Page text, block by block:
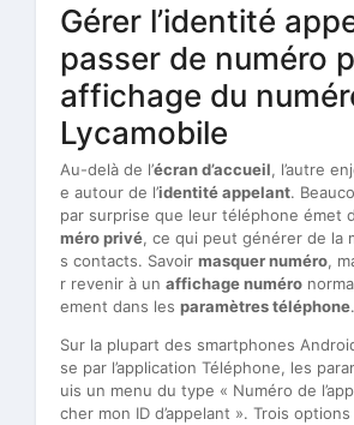
Gérer l’identité
passer de numéro
affichage du
Lycamobile
Au-delà de l’écran d’accueil, l’autre
e autour de l’identité appelant.
par surprise que leur téléphone émet
méro privé, ce qui peut générer de la
s contacts. Savoir masquer numéro,
r revenir à un affichage numéro
ement dans les paramètres téléphone.
Sur la plupart des smartphones
se par l’application Téléphone, les
uis un menu du type « Numéro de
cher mon ID d’appelant ». Trois